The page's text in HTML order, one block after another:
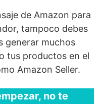
de Amazon para
tampoco debes
generar muchos
tus productos en el
Amazon Seller.
no te